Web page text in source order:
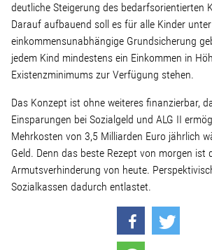
deutliche Steigerung des bedarfsorientierten
Darauf aufbauend soll es für alle Kinder
einkommensunabhängige Grundsicherung
jedem Kind mindestens ein Einkommen in
Existenzminimums zur Verfügung stehen.
Das Konzept ist ohne weiteres finanzierbar,
Einsparungen bei Sozialgeld und ALG II
Mehrkosten von 3,5 Milliarden Euro jährlich
Geld. Denn das beste Rezept von morgen ist
Armutsverhinderung von heute.
Sozialkassen dadurch entlastet.